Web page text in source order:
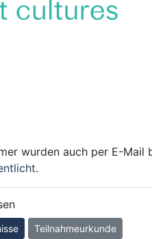
wurden auch per E-Mail
.
Teilnahmeurkunde